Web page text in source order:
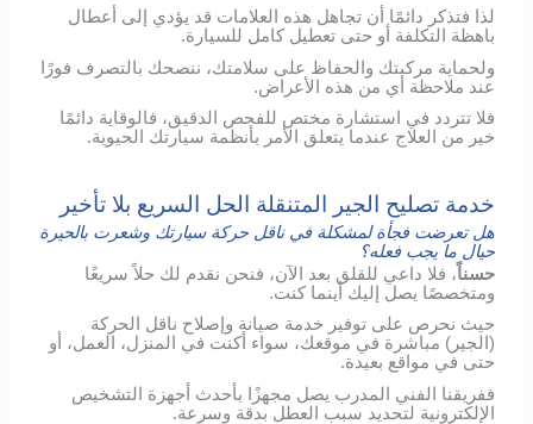
لذا فتذكر دائمًا أن تجاهل هذه العلامات قد يؤدي إلى أعطال
باهظة التكلفة أو حتى تعطيل كامل للسيارة.
ولحماية مركبتك والحفاظ على سلامتك، ننصحك بالتصرف فورًا
عند ملاحظة أي من هذه الأعراض.
فلا تتردد في استشارة مختص للفحص الدقيق، فالوقاية دائمًا
خير من العلاج عندما يتعلق الأمر بأنظمة سيارتك الحيوية.
خدمة تصليح الجير المتنقلة الحل السريع بلا تأخير
هل تعرضت فجأة لمشكلة في ناقل حركة سيارتك وشعرت بالحيرة
حيال ما يجب فعله؟
حسناً، فلا داعي للقلق بعد الآن، فنحن نقدم لك حلاً سريعًا
ومتخصصًا يصل إليك أينما كنت.
حيث نحرص على توفير خدمة صيانة وإصلاح ناقل الحركة
(الجير) مباشرة في موقعك، سواء أكنت في المنزل، العمل، أو
حتى في مواقع بعيدة.
ففريقنا الفني المدرب يصل مجهزًا بأحدث أجهزة التشخيص
الإلكترونية لتحديد سبب العطل بدقة وسرعة.